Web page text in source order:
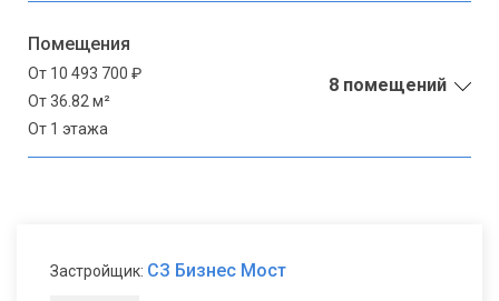
Помещения
От 10 493 700 ₽
От 36.82 м²
От 1 этажа
8 помещений
Застройщик: СЗ Бизнес Мост